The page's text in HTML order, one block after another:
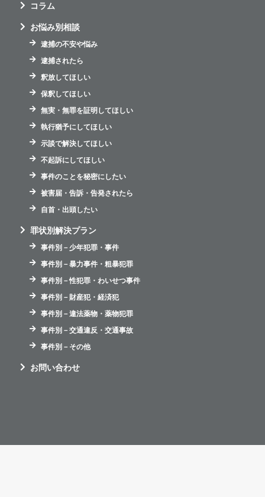
コラム
お悩み別相談
逮捕の不安や悩み
逮捕されたら
釈放してほしい
保釈してほしい
無実・無罪を証明してほしい
執行猶予にしてほしい
示談で解決してほしい
不起訴にしてほしい
事件のことを秘密にしたい
被害届・告訴・告発されたら
自首・出頭したい
罪状別解決プラン
事件別－少年犯罪・事件
事件別－暴力事件・粗暴犯罪
事件別－性犯罪・わいせつ事件
事件別－財産犯・経済犯
事件別－違法薬物・薬物犯罪
事件別－交通違反・交通事故
事件別－その他
お問い合わせ